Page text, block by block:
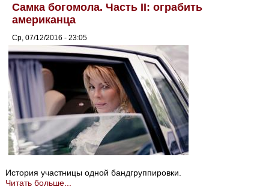
Самка богомола. Часть II: ограбить
американца
Ср, 07/12/2016 - 23:05
История участницы одной бандгруппировки.
Читать больше...